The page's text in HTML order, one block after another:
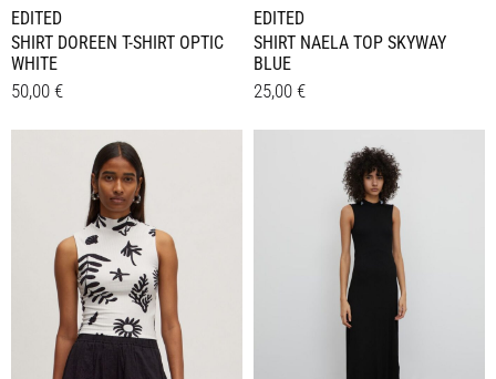
EDITED
SHIRT DOREEN T-SHIRT OPTIC
WHITE
50,00 €
DetailsDieses
Produkt
weist
mehrere
Varianten
auf.
Die
Optionen
können
auf
EDITED
SHIRT NAELA TOP SKYWAY
BLUE
25,00 €
DetailsDieses
Produkt
mehrere
Varianten
Optionen